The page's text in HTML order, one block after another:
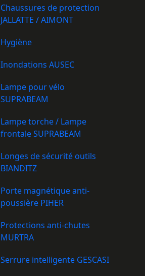
Chaussures de protection
JALLATTE / AIMONT
Hygiène
Inondations AUSEC
Lampe pour vélo
SUPRABEAM
Lampe torche / Lampe
frontale SUPRABEAM
Longes de sécurité outils
BIANDITZ
Porte magnétique anti-
poussière PIHER
Protections anti-chutes
MURTRA
Serrure intelligente GESCASI